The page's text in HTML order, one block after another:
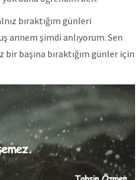
bıraktığım günleri
annem şimdi anlıyorum. Sen
başına bıraktığım günler için